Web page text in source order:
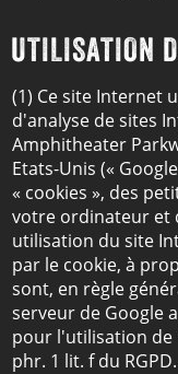
UTILISATION
(1) Ce site Internet
d'analyse de sites
Amphitheater
Etats-Unis («
« cookies », des
votre ordinateur et
utilisation du site
par le cookie, à
sont, en règle
serveur de Google
pour l'utilisation de
phr. 1 lit. f du RGPD.